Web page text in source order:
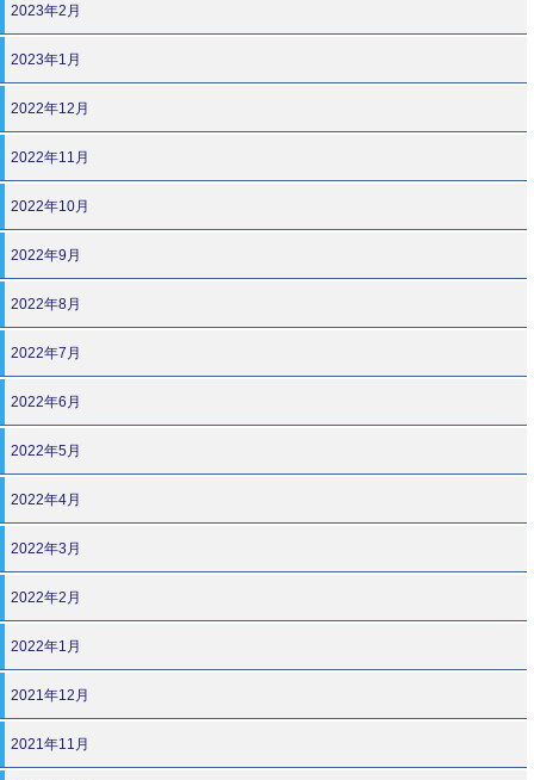
2023年2月
2023年1月
2022年12月
2022年11月
2022年10月
2022年9月
2022年8月
2022年7月
2022年6月
2022年5月
2022年4月
2022年3月
2022年2月
2022年1月
2021年12月
2021年11月